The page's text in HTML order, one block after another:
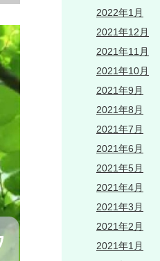
2022年1月
2021年12月
2021年11月
2021年10月
2021年9月
2021年8月
2021年7月
2021年6月
2021年5月
2021年4月
2021年3月
2021年2月
2021年1月